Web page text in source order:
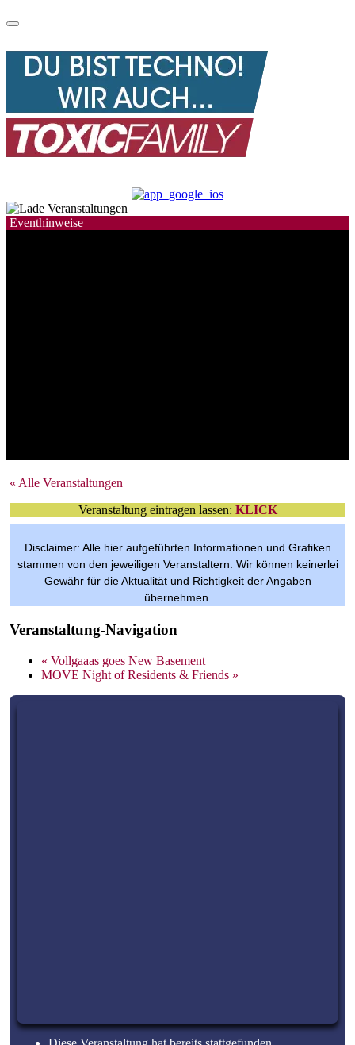
Eventhinweise
« Alle Veranstaltungen
Veranstaltung eintragen lassen: KLICK
Disclaimer: Alle hier aufgeführten Informationen und Grafiken
stammen von den jeweiligen Veranstaltern. Wir können keinerlei
Gewähr für die Aktualität und Richtigkeit der Angaben
übernehmen.
Veranstaltung-Navigation
« Vollgaaas goes New Basement
MOVE Night of Residents & Friends »